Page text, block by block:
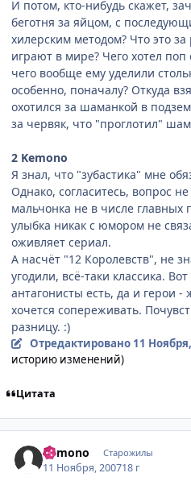
И потом, кто-нибудь скажет,
беготня за яйцом, с
хилерским методом? Что это
играют в мире? Чего хотел поп
чего вообще ему уделили
особенно, поначалу? Откуда
охотился за шаманкой в
за червяк, что "проглотил"
2 Kemono
Я знал, что "зубастика" мне
Однако, согласитесь, вопрос
мальчонка не в числе главных
улыбка никак с юмором не
оживляет сериал.
А насчёт "12 Королевств", не
угодили, всё-таки классика.
антагонисты есть, да и герои
хочется сопереживать.
разницу. :)
Отредактировано 11
историю изменений)
Цитата
kemono Старожилы
11 Ноября, 200718 г